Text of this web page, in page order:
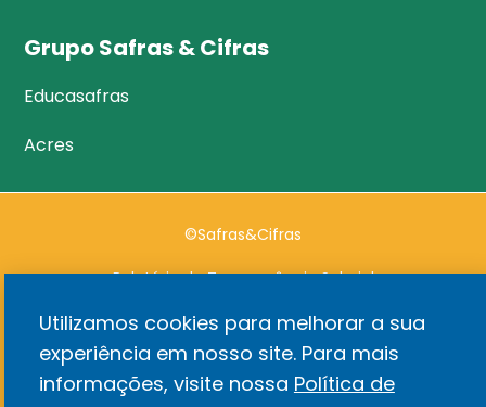
Grupo Safras & Cifras
Educasafras
Acres
©Safras&Cifras
Relatório de Transparência Salarial
Política de privacidade
Desenvolvido por
Utilizamos cookies para melhorar a sua
experiência em nosso site. Para mais
informações, visite nossa Política de